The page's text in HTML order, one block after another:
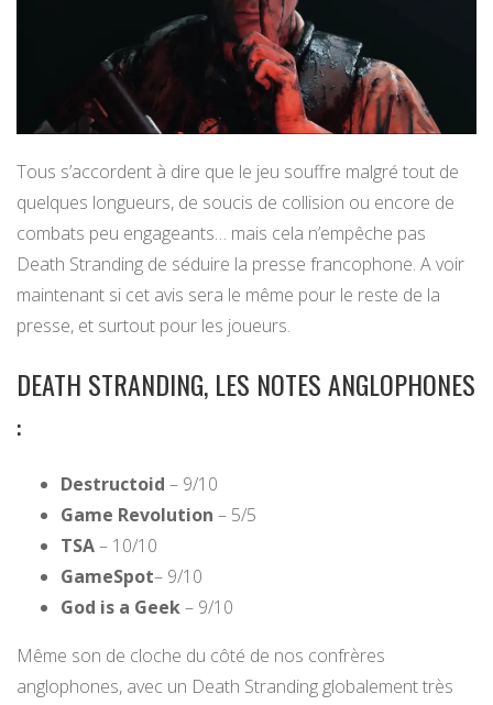
Tous s’accordent à dire que le jeu souffre malgré tout de
quelques longueurs, de soucis de collision ou encore de
combats peu engageants… mais cela n’empêche pas
Death Stranding de séduire la presse francophone. A voir
maintenant si cet avis sera le même pour le reste de la
presse, et surtout pour les joueurs.
DEATH STRANDING, LES NOTES ANGLOPHONES
:
Destructoid – 9/10
Game Revolution – 5/5
TSA– 10/10
GameSpot– 9/10
God is a Geek– 9/10
Même son de cloche du côté de nos confrères
anglophones, avec un Death Stranding globalement très